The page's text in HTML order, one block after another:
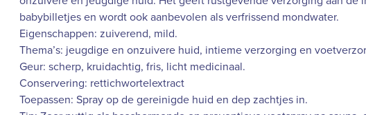
babybilletjes en wordt ook aanbevolen als verfrissend mondwater.
Eigenschappen: zuiverend, mild.
Thema’s: jeugdige en onzuivere huid, intieme verzorging en
Geur: scherp, kruidachtig, fris, licht medicinaal.
Conservering: rettichwortelextract
Toepassen: Spray op de gereinigde huid en dep zachtjes in.